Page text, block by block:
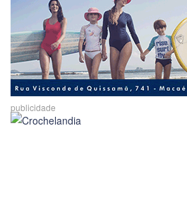
publicidade